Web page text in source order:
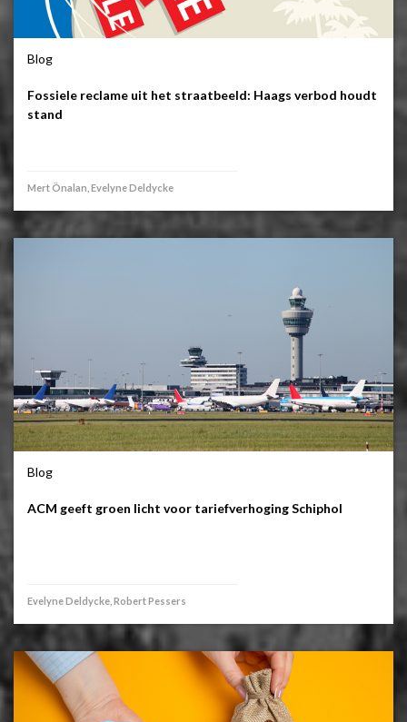
Blog
Fossiele reclame uit het straatbeeld: Haags verbod houdt
stand
Mert Önalan, Evelyne Deldycke
Blog
ACM geeft groen licht voor tariefverhoging Schiphol
Evelyne Deldycke, Robert Pessers